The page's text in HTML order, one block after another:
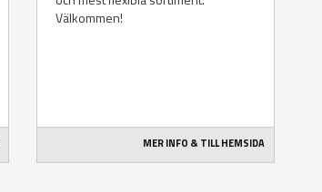
Välkommen!
MER INFO & TILL HEMSIDA